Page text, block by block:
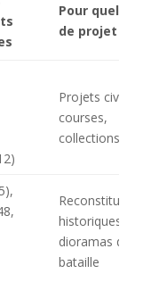
Pour quel type
de projet ?
Projets civils,
courses,
collections
Reconstitutions
historiques,
dioramas de
bataille